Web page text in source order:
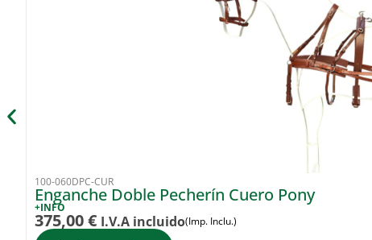
100-060DPC-CUR
Enganche Doble Pecherín Cuero Pony
+INFO
375,00€ I.V.A incluido(Imp. Inclu.)